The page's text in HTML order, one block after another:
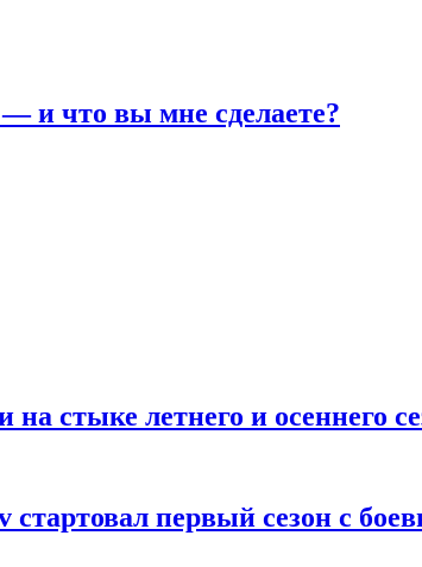
и что вы мне сделаете?
стыке летнего и осеннего
стартовал первый сезон с